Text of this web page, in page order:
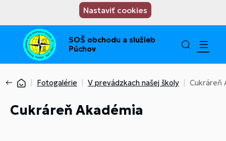
Nastaviť cookies
SOŠ obchodu a služieb
Púchov
Fotogalérie V prevádzkach našej školy Cukráreň
Cukráreň Akadémia